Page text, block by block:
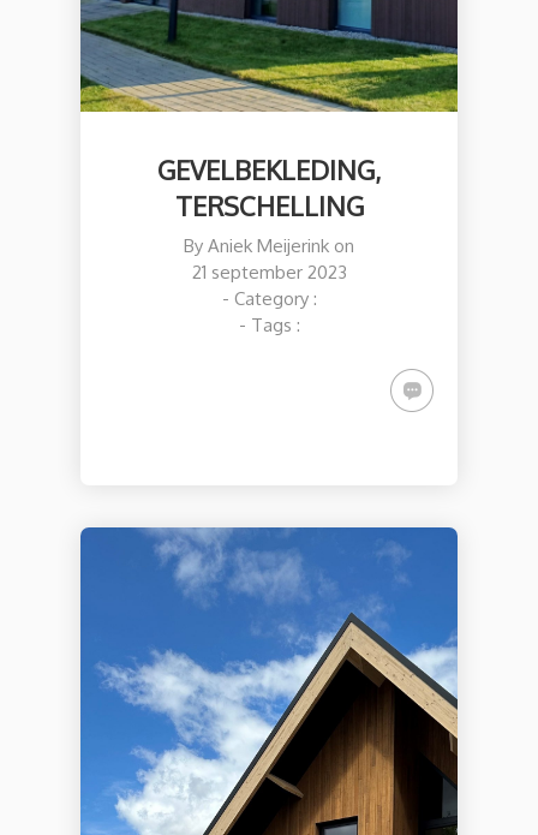
GEVELBEKLEDING,
TERSCHELLING
By Aniek Meijerink on
21 september 2023
- Category :
- Tags :